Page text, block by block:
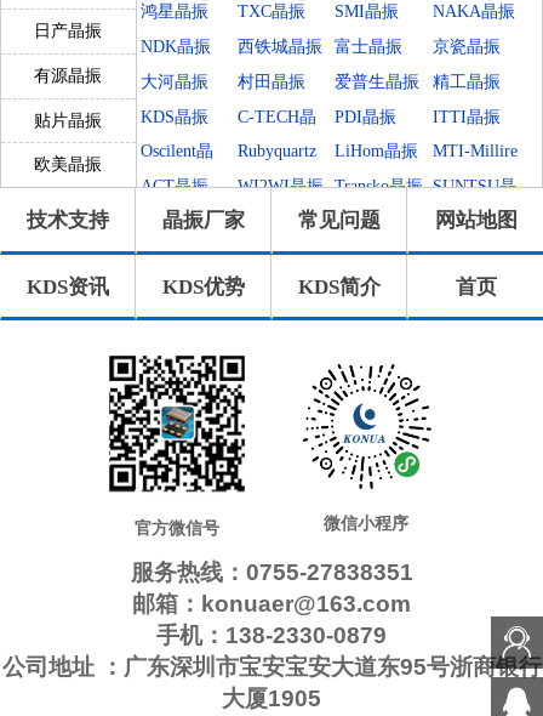
日产晶振
有源晶振
贴片晶振
欧美晶振
鸿星晶振
TXC晶振 SMI晶振
NAKA晶振
NDK晶振
西铁城晶振 富士晶振
京瓷晶振
大河晶振
村田晶振 爱普生晶振
精工晶振
KDS晶振
C-TECH晶
振
PDI晶振
ITTI晶振
Oscilent晶
振
Rubyquartz
晶振
LiHom晶振
MTI-Millire
n晶振
ACT晶振 WI2WI晶振 Transko晶振 SUNTSU晶
振
QuartzChnik
晶振
QuartzCom
晶振
QANTEK晶
振
MtronPTI晶
振
MMDCOMP
晶振
KVG晶振 ILSI晶振
GEYER晶
Frequency晶
振
FOX晶振
Euroquartz
晶振
Crystek晶振
Cardinal晶
振
AEL晶振 AEK晶振
Statek晶振
Pletronics晶
振
IDTcrystal
晶振
SiTimeCryst
al
拉隆晶振
日蚀晶振
ECScrystal
晶振
AbraconCry
stal
Jauch晶振 高利奇晶振
瑞康晶振 微晶晶振 CTS晶振
振
拉尼
技术支持 晶振厂家 常见问题 网站地图
KDS资讯 KDS优势 KDS简介 首页
官方微信号 微信小程序
服务热线：0755-27838351
邮箱：konuaer@163.com
手机：138-2330-0879
公司地址 ：广东深圳市宝安宝安大道东95号浙商银行
大厦1905